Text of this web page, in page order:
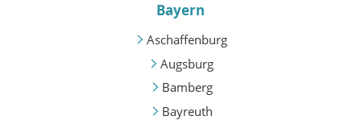
Bayern
Aschaffenburg
Augsburg
Bamberg
Bayreuth